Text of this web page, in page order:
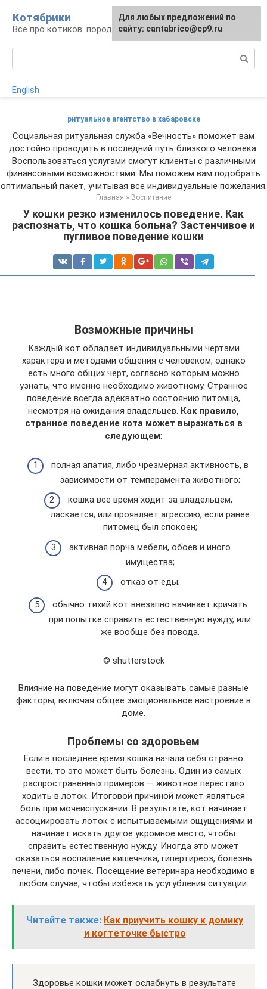
контенту
Котябрики
Всё про котиков: породы, содержание, уход
English
ритуальное агентство в хабаровске
Социальная ритуальная служба «Вечность» поможет вам
достойно проводить в последний путь близкого человека.
Воспользоваться услугами смогут клиенты с различными
финансовыми возможностями. Мы поможем вам подобрать
оптимальный пакет, учитывая все индивидуальные пожелания.
Главная » Воспитание
У кошки резко изменилось поведение. Как
распознать, что кошка больна? Застенчивое и
пугливое поведение кошки
Возможные причины
Каждый кот обладает индивидуальными чертами
характера и методами общения с человеком, однако
есть много общих черт, согласно которым можно
узнать, что именно необходимо животному. Странное
поведение всегда адекватно состоянию питомца,
несмотря на ожидания владельцев. Как правило,
странное поведение кота может выражаться в
следующем:
полная апатия, либо чрезмерная активность, в
зависимости от темперамента животного;
кошка все время ходит за владельцем,
ласкается, или проявляет агрессию, если ранее
питомец был спокоен;
активная порча мебели, обоев и иного
имущества;
отказ от еды;
обычно тихий кот внезапно начинает кричать
при попытке справить естественную нужду, или
же вообще без повода.
© shutterstock
Влияние на поведение могут оказывать самые разные
факторы, включая общее эмоциональное настроение в
доме.
Проблемы со здоровьем
Если в последнее время кошка начала себя странно
вести, то это может быть болезнь. Один из самых
распространенных примеров — животное перестало
ходить в лоток. Итоговой причиной может являться
боль при мочеиспускании. В результате, кот начинает
ассоциировать лоток с испытываемыми ощущениями и
начинает искать другое укромное место, чтобы
справить естественную нужду. Иногда это может
оказаться воспаление кишечника, гипертиреоз, болезнь
печени, либо почек. Посещение ветеринара необходимо в
любом случае, чтобы избежать усугубления ситуации.
Читайте также: Как приучить кошку к домику
и когтеточке быстро
Здоровье кошки может ослабнуть в результате
Для любых предложений по
сайту: cantabrico@cp9.ru